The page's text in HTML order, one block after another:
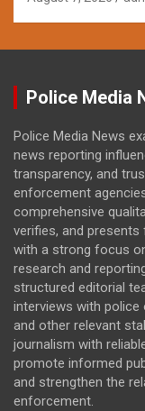
Police Media
Police Media News
news reporting
transparency, and
enforcement
comprehensive
verifies, and
with a strong focus
research and
structured editorial
interviews with
and other relevant
journalism with
promote informed
and strengthen the
enforcement.